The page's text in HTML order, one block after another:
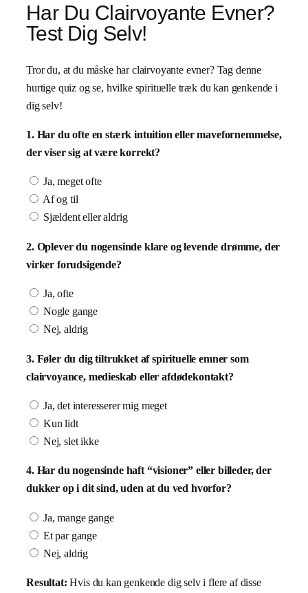
Har Du Clairvoyante Evner?
Test Dig Selv!
Tror du, at du måske har clairvoyante evner? Tag denne
hurtige quiz og se, hvilke spirituelle træk du kan genkende i
dig selv!
1. Har du ofte en stærk intuition eller mavefornemmelse,
der viser sig at være korrekt?
Ja, meget ofte
Af og til
Sjældent eller aldrig
2. Oplever du nogensinde klare og levende drømme, der
virker forudsigende?
Ja, ofte
Nogle gange
Nej, aldrig
3. Føler du dig tiltrukket af spirituelle emner som
clairvoyance, medieskab eller afdødekontakt?
Ja, det interesserer mig meget
Kun lidt
Nej, slet ikke
4. Har du nogensinde haft “visioner” eller billeder, der
dukker op i dit sind, uden at du ved hvorfor?
Ja, mange gange
Et par gange
Nej, aldrig
Resultat: Hvis du kan genkende dig selv i flere af disse